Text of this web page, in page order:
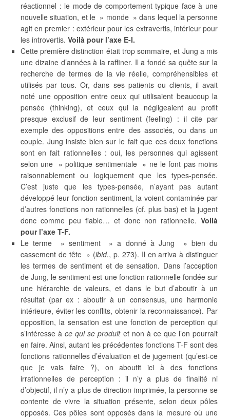
réactionnel : le mode de comportement typique face à une
nouvelle situation, et le » monde » dans lequel la personne
agit en premier : extérieur pour les extravertis, intérieur pour
les introvertis. Voilà pour l’axe E-I.
Cette première distinction était trop sommaire, et Jung a mis
une dizaine d’années à la raffiner. Il a fondé sa quête sur la
recherche de termes de la vie réelle, compréhensibles et
utilisés par tous. Or, dans ses patients ou clients, il avait
noté une opposition entre ceux qui utilisaient beaucoup la
pensée (thinking), et ceux qui la négligeaient au profit
presque exclusif de leur sentiment (feeling) : il cite par
exemple des oppositions entre des associés, ou dans un
couple. Jung insiste bien sur le fait que ces deux fonctions
sont en fait rationnelles : oui, les personnes qui agissent
selon une » politique sentimentale » ne le font pas moins
raisonnablement ou logiquement que les types-pensée.
C’est juste que les types-pensée, n’ayant pas autant
développé leur fonction sentiment, la voient contaminée par
d’autres fonctions non rationnelles (cf. plus bas) et la jugent
donc comme peu fiable… et donc non rationnelle. Voilà
pour l’axe T-F.
Le terme » sentiment » a donné à Jung » bien du
cassement de tête » (ibid., p. 273). Il en arriva à distinguer
les termes de sentiment et de sensation. Dans l’acception
de Jung, le sentiment est une fonction rationnelle fondée sur
une hiérarchie de valeurs, et dans le but d’aboutir à un
résultat (par ex : aboutir à un consensus, une harmonie
intérieure, éviter les conflits, obtenir la reconnaissance). Par
opposition, la sensation est une fonction de perception qui
s’intéresse àce qui se produitet non à ce que l’on pourrait
en faire. Ainsi, autant les précédentes fonctions T-F sont des
fonctions rationnelles d’évaluation et de jugement (qu’est-ce
que je vais faire ?), on aboutit ici à des fonctions
irrationnelles de perception : il n’y a plus de finalité ni
d’objectif, il n’y a plus de direction imprimée, la personne se
contente de vivre la situation présente, selon deux pôles
opposés. Ces pôles sont opposés dans la mesure où une